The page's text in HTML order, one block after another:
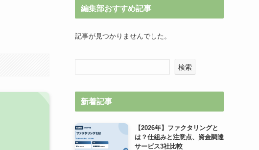
編集部おすすめ記事
記事が見つかりませんでした。
検索
新着記事
【2026年】ファクタリングと
は？仕組みと注意点、資金調達
サービス3社比較